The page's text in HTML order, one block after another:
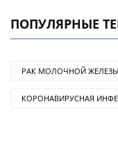
ПОПУЛЯРНЫЕ
РАК МОЛОЧНОЙ ЖЕЛЕЗЫ
КОРОНАВИРУСНАЯ